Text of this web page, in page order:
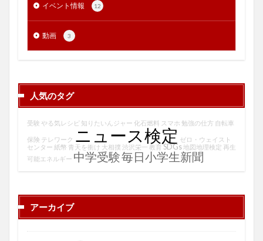
イベント情報 12
動画 3
人気のタグ
受験 やる気レシピ 知りたいんジャー 化石燃料 スマホ 勉強の仕方 自転車
保険 テレワーク ニュース検定 ゼロ・ウェイスト
センター 紙幣 青天を衝け 大相撲 渋沢栄一教育 SDGs 地図地理検定 再生
可能エネルギー 中学受験毎日小学生新聞
アーカイブ